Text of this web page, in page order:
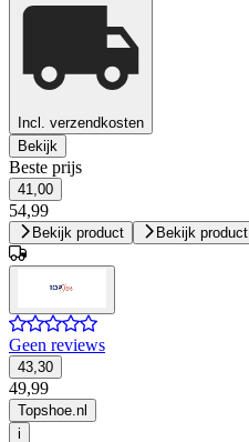
Incl. verzendkosten
Bekijk
Beste prijs
41,00
54,99
Bekijk product Bekijk product
Geen reviews
43,30
49,99
Topshoe.nl
i